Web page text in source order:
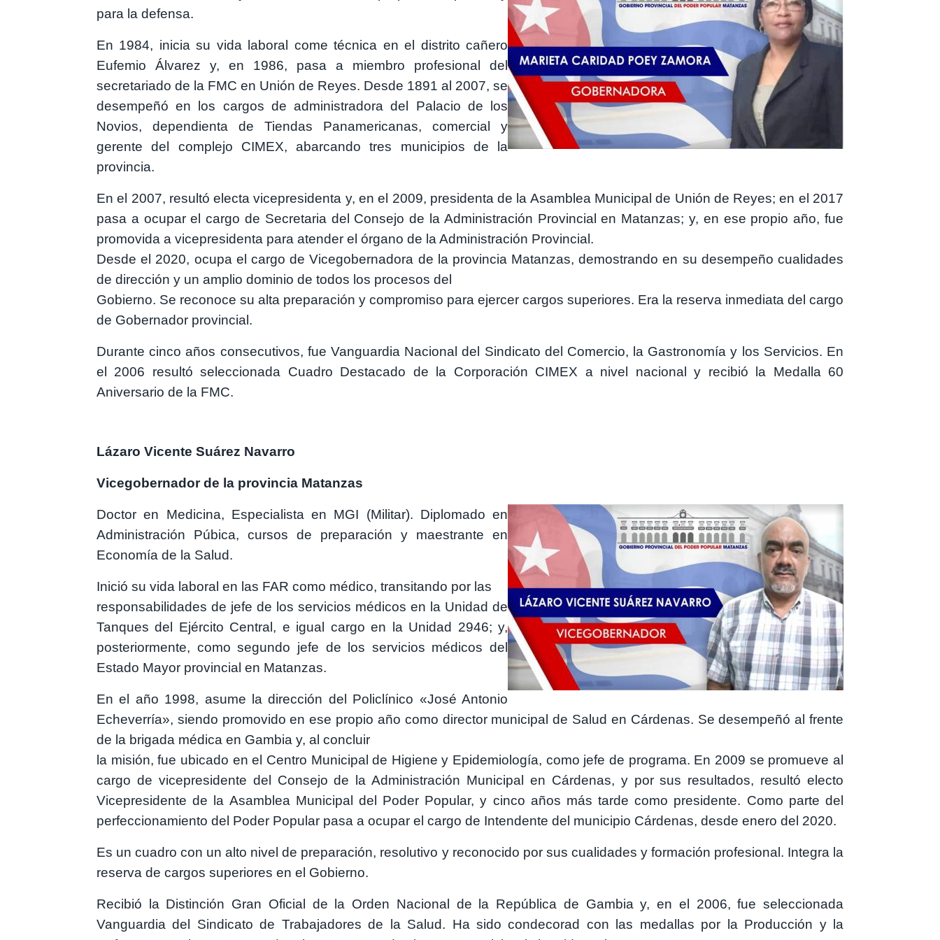
para la defensa.
En 1984, inicia su vida laboral come técnica en el distrito cañero
Eufemio Álvarez y, en 1986, pasa a miembro profesional del
secretariado de la FMC en Unión de Reyes. Desde 1891 al 2007, se
desempeñó en los cargos de administradora del Palacio de los
Novios, dependienta de Tiendas Panamericanas, comercial y
gerente del complejo CIMEX, abarcando tres municipios de la
provincia.
En el 2007, resultó electa vicepresidenta y, en el 2009, presidenta de la Asamblea Municipal de Unión de Reyes; en el 2017
pasa a ocupar el cargo de Secretaria del Consejo de la Administración Provincial en Matanzas; y, en ese propio año, fue
promovida a vicepresidenta para atender el órgano de la Administración Provincial.
Desde el 2020, ocupa el cargo de Vicegobernadora de la provincia Matanzas, demostrando en su desempeño cualidades
de dirección y un amplio dominio de todos los procesos del
Gobierno. Se reconoce su alta preparación y compromiso para ejercer cargos superiores. Era la reserva inmediata del cargo
de Gobernador provincial.
Durante cinco años consecutivos, fue Vanguardia Nacional del Sindicato del Comercio, la Gastronomía y los Servicios. En
el 2006 resultó seleccionada Cuadro Destacado de la Corporación CIMEX a nivel nacional y recibió la Medalla 60
Aniversario de la FMC.
Lázaro Vicente Suárez Navarro
Vicegobernador de la provincia Matanzas
Doctor en Medicina, Especialista en MGI (Militar). Diplomado en
Administración Púbica, cursos de preparación y maestrante en
Economía de la Salud.
Inició su vida laboral en las FAR como médico, transitando por las
responsabilidades de jefe de los servicios médicos en la Unidad de
Tanques del Ejército Central, e igual cargo en la Unidad 2946; y,
posteriormente, como segundo jefe de los servicios médicos del
Estado Mayor provincial en Matanzas.
En el año 1998, asume la dirección del Policlínico «José Antonio
Echeverría», siendo promovido en ese propio año como director municipal de Salud en Cárdenas. Se desempeñó al frente
de la brigada médica en Gambia y, al concluir
la misión, fue ubicado en el Centro Municipal de Higiene y Epidemiología, como jefe de programa. En 2009 se promueve al
cargo de vicepresidente del Consejo de la Administración Municipal en Cárdenas, y por sus resultados, resultó electo
Vicepresidente de la Asamblea Municipal del Poder Popular, y cinco años más tarde como presidente. Como parte del
perfeccionamiento del Poder Popular pasa a ocupar el cargo de Intendente del municipio Cárdenas, desde enero del 2020.
Es un cuadro con un alto nivel de preparación, resolutivo y reconocido por sus cualidades y formación profesional. Integra la
reserva de cargos superiores en el Gobierno.
Recibió la Distinción Gran Oficial de la Orden Nacional de la República de Gambia y, en el 2006, fue seleccionada
Vanguardia del Sindicato de Trabajadores de la Salud. Ha sido condecorad con las medallas por la Producción y la